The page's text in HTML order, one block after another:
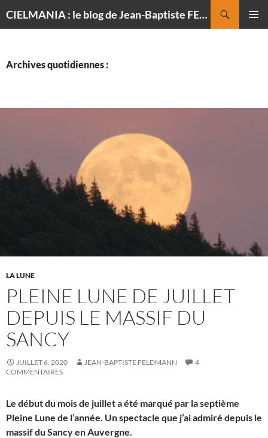
CIELMANIA : le blog de Jean-Baptiste FELDMANN, photographe du ciel
Archives quotidiennes :
LA LUNE
PLEINE LUNE DE JUILLET
DEPUIS LE MASSIF DU
SANCY
JUILLET 6, 2020 JEAN-BAPTISTE FELDMANN
4
COMMENTAIRES
Le début du mois de juillet a été marqué par la septième
Pleine Lune de l’année. Un spectacle que j’ai admiré depuis le
massif du Sancy en Auvergne.